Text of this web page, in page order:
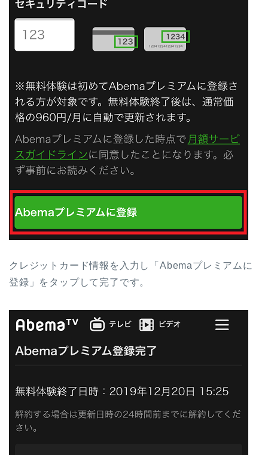
クレジットカード情報を入力し「Abemaプレミアムに
登録」をタップして完了です。